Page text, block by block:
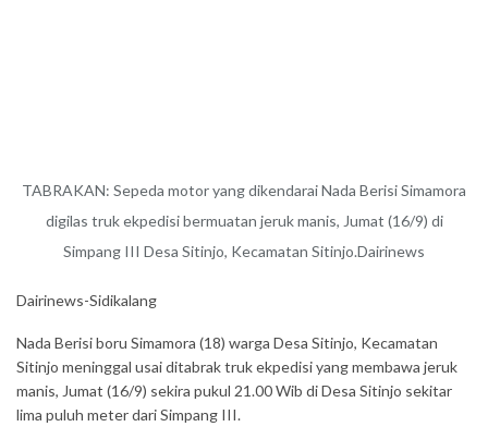
TABRAKAN: Sepeda motor yang dikendarai Nada Berisi Simamora
digilas truk ekpedisi bermuatan jeruk manis, Jumat (16/9) di
Simpang III Desa Sitinjo, Kecamatan Sitinjo.Dairinews
Dairinews-Sidikalang
Nada Berisi boru Simamora (18) warga Desa Sitinjo, Kecamatan
Sitinjo meninggal usai ditabrak truk ekpedisi yang membawa jeruk
manis, Jumat (16/9) sekira pukul 21.00 Wib di Desa Sitinjo sekitar
lima puluh meter dari Simpang III.